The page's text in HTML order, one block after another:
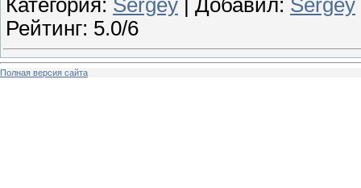
Рейтинг: 5.0/6
Полная версия сайта